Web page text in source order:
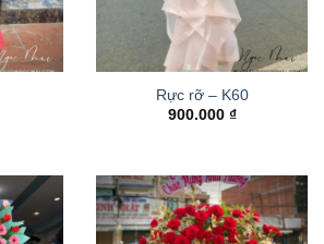
Rực rỡ – K60
900.000 ₫